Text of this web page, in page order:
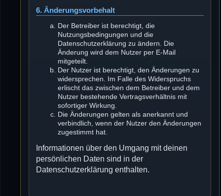
6. Änderungsvorbehalt
Der Betreiber ist berechtigt, die
Nutzungsbedingungen und die
Datenschutzerklärung zu ändern. Die
Änderung wird dem Nutzer per E-Mail
mitgeteilt.
Der Nutzer ist berechtigt, den Änderungen zu
widersprechen. Im Falle des Widerspruchs
erlischt das zwischen dem Betreiber und dem
Nutzer bestehende Vertragsverhältnis mit
sofortiger Wirkung.
Die Änderungen gelten als anerkannt und
verbindlich, wenn der Nutzer den Änderungen
zugestimmt hat.
Informationen über den Umgang mit deinen
persönlichen Daten sind in der
Datenschutzerklärung enthalten.